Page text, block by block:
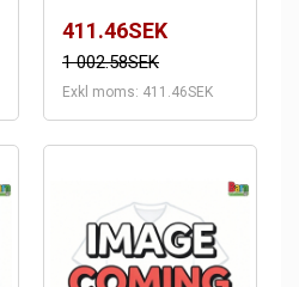
411.46SEK
1 002.58SEK
Exkl moms: 411.46SEK